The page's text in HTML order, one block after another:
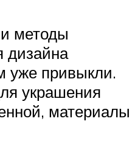
методы
дизайна
уже привыкли.
украшения
материалы